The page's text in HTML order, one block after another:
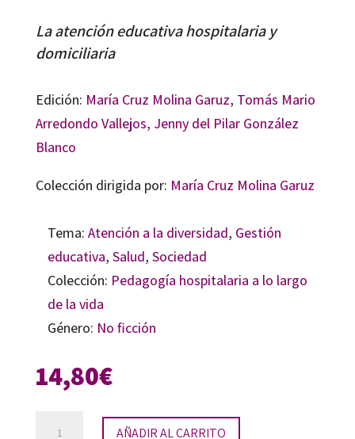
La atención educativa hospitalaria y
domiciliaria
Edición: María Cruz Molina Garuz, Tomás Mario
Arredondo Vallejos, Jenny del Pilar González
Blanco
Colección dirigida por: María Cruz Molina Garuz
Tema: Atención a la diversidad, Gestión
educativa, Salud, Sociedad
Colección: Pedagogía hospitalaria a lo largo
de la vida
Género: No ficción
14,80€
AÑADIR AL CARRITO